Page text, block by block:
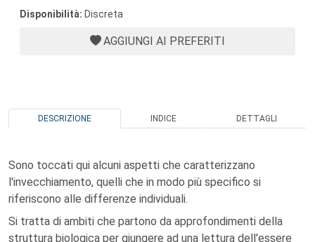
Disponibilità: Discreta
AGGIUNGI AI PREFERITI
DESCRIZIONE INDICE DETTAGLI
Sono toccati qui alcuni aspetti che caratterizzano
l'invecchiamento, quelli che in modo più specifico si
riferiscono alle differenze individuali.
Si tratta di ambiti che partono da approfondimenti della
struttura biologica per giungere ad una lettura dell'essere